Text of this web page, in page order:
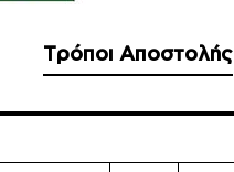
Τρόποι Αποστολής